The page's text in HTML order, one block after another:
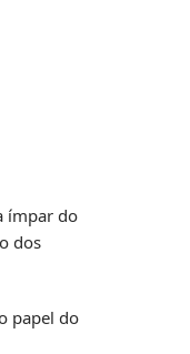
ímpar do
dos
papel do